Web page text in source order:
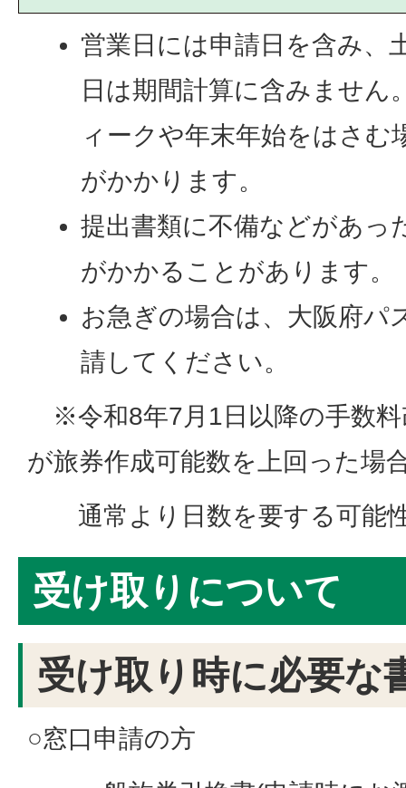
営業日には申請日を含み、
日は期間計算に含みません
ィークや年末年始をはさむ
がかかります。
提出書類に不備などがあっ
がかかることがあります。
お急ぎの場合は、大阪府パ
請してください。
※令和8年7月1日以降の手数料
が旅券作成可能数を上回った場
通常より日数を要する可能
受け取りについて
受け取り時に必要な
○窓口申請の方